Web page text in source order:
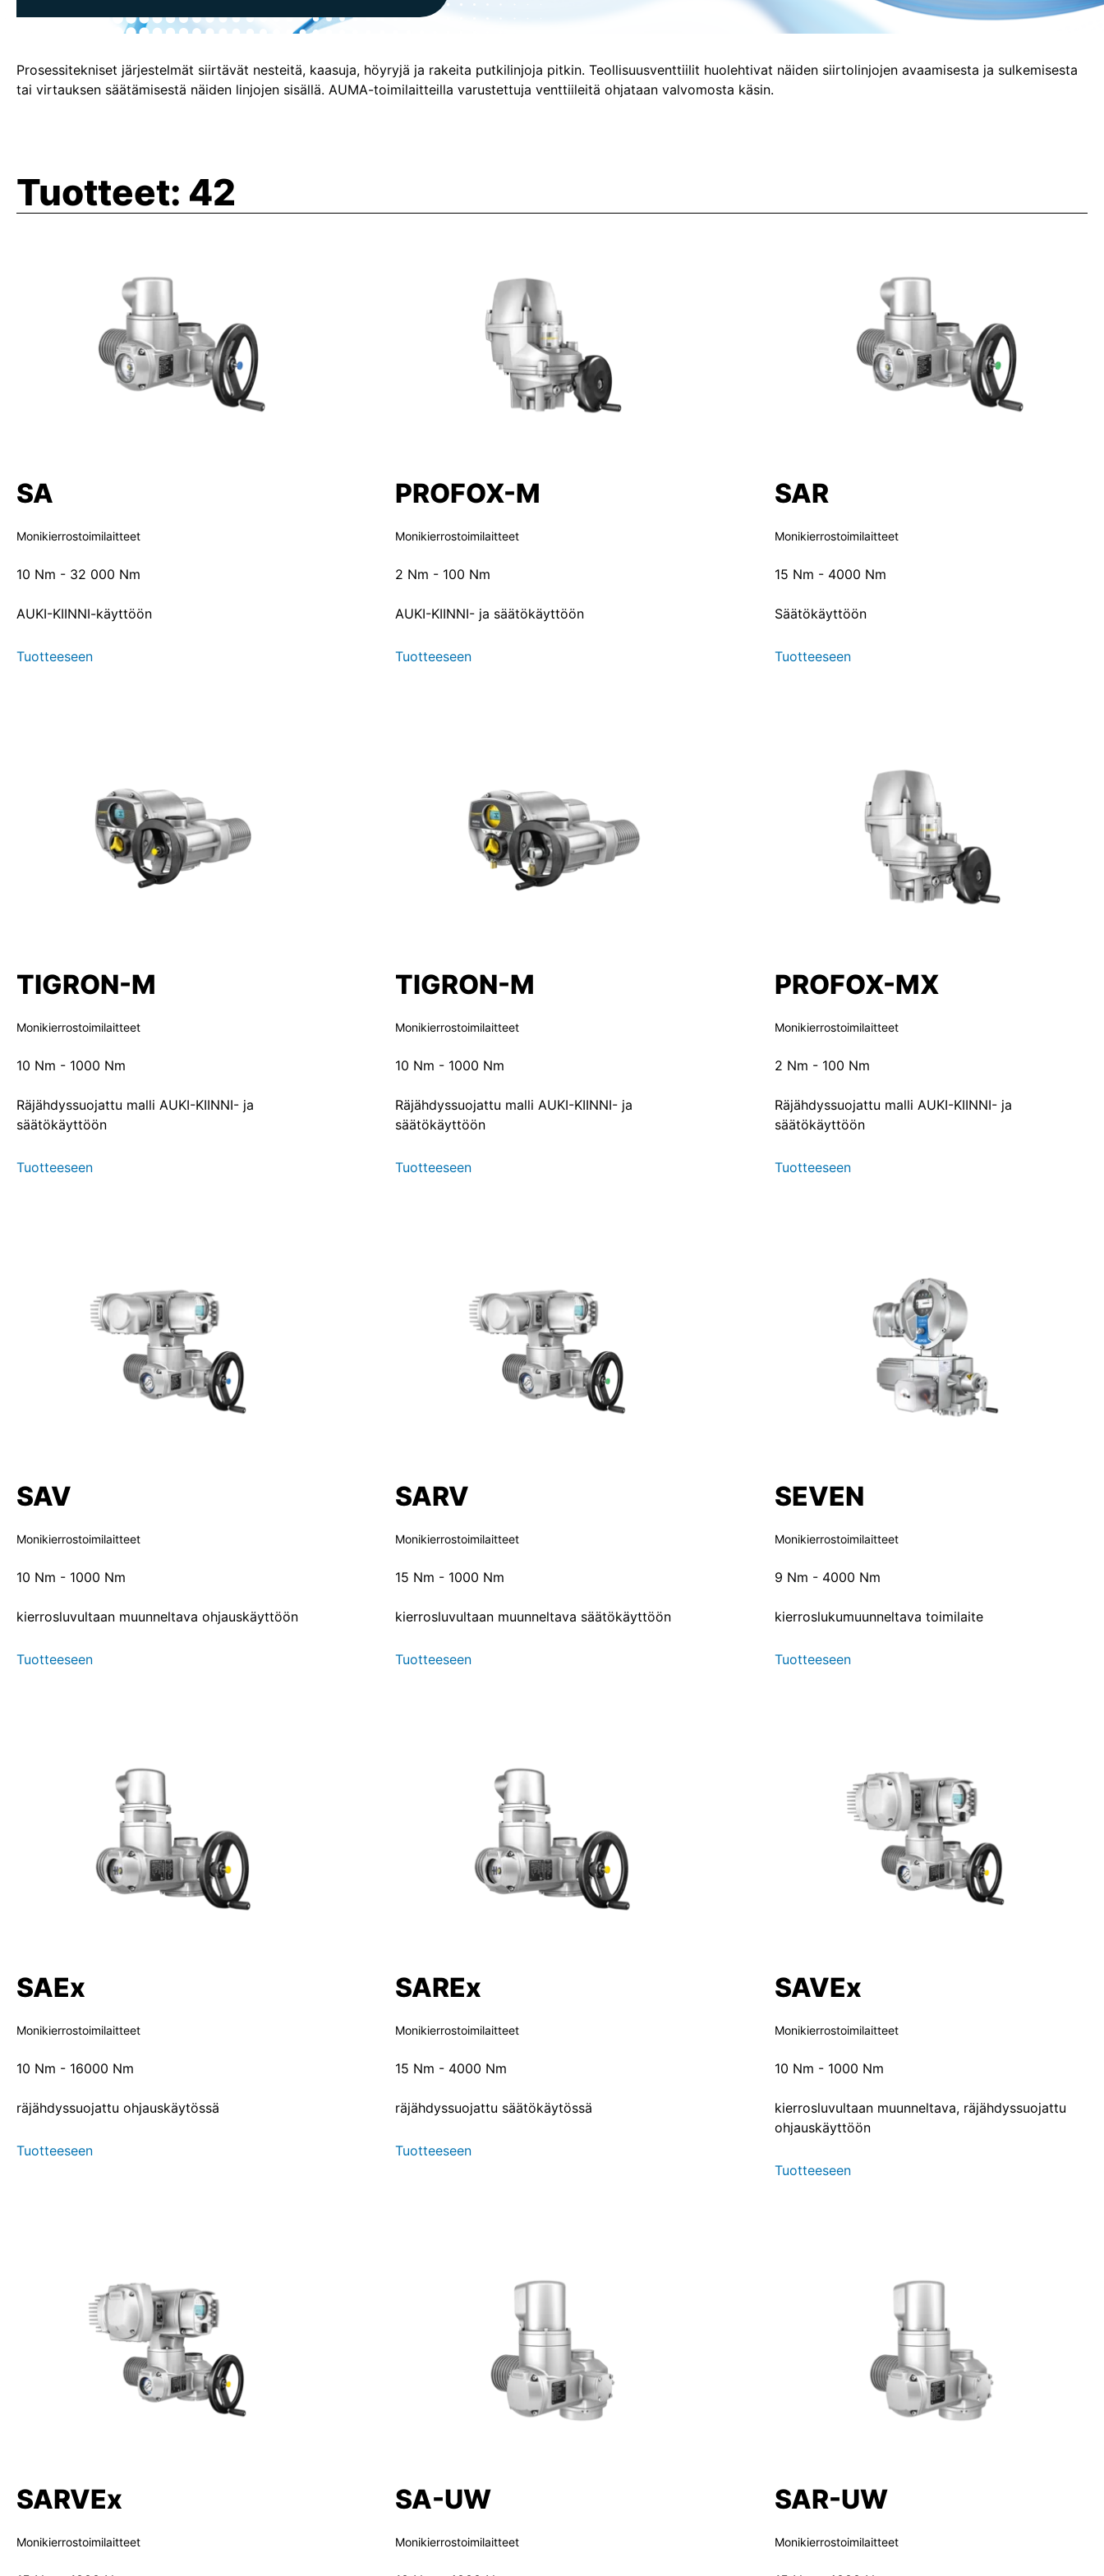
Prosessitekniset järjestelmät siirtävät nesteitä, kaasuja, höyryjä ja rakeita putkilinjoja pitkin. Teollisuusventtiilit huolehtivat näiden siirtolinjojen avaamisesta ja sulkemisesta
tai virtauksen säätämisestä näiden linjojen sisällä. AUMA-toimilaitteilla varustettuja venttiileitä ohjataan valvomosta käsin.
Tuotteet: 42
SA
Monikierrostoimilaitteet
10 Nm - 32 000 Nm
AUKI-KIINNI-käyttöön
Tuotteeseen
PROFOX-M
Monikierrostoimilaitteet
2 Nm - 100 Nm
AUKI-KIINNI- ja säätökäyttöön
Tuotteeseen
SAR
Monikierrostoimilaitteet
15 Nm - 4000 Nm
Säätökäyttöön
Tuotteeseen
TIGRON-M
Monikierrostoimilaitteet
10 Nm - 1000 Nm
Räjähdyssuojattu malli AUKI-KIINNI- ja
säätökäyttöön
Tuotteeseen
TIGRON-M
Monikierrostoimilaitteet
10 Nm - 1000 Nm
Räjähdyssuojattu malli AUKI-KIINNI- ja
säätökäyttöön
Tuotteeseen
PROFOX-MX
Monikierrostoimilaitteet
2 Nm - 100 Nm
Räjähdyssuojattu malli AUKI-KIINNI- ja
säätökäyttöön
Tuotteeseen
SAV
Monikierrostoimilaitteet
10 Nm - 1000 Nm
kierrosluvultaan muunneltava ohjauskäyttöön
Tuotteeseen
SARV
Monikierrostoimilaitteet
15 Nm - 1000 Nm
kierrosluvultaan muunneltava säätökäyttöön
Tuotteeseen
SEVEN
Monikierrostoimilaitteet
9 Nm - 4000 Nm
kierroslukumuunneltava toimilaite
Tuotteeseen
SAEx
Monikierrostoimilaitteet
10 Nm - 16000 Nm
räjähdyssuojattu ohjauskäytössä
Tuotteeseen
SAREx
Monikierrostoimilaitteet
15 Nm - 4000 Nm
räjähdyssuojattu säätökäytössä
Tuotteeseen
SAVEx
Monikierrostoimilaitteet
10 Nm - 1000 Nm
kierrosluvultaan muunneltava, räjähdyssuojattu
ohjauskäyttöön
Tuotteeseen
SARVEx
Monikierrostoimilaitteet
SA-UW
Monikierrostoimilaitteet
SAR-UW
Monikierrostoimilaitteet